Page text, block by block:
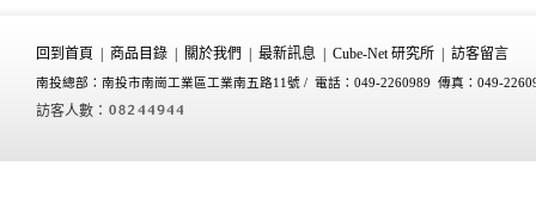
回到首頁 商品目錄 關於我們 最新訊息 Cube-Net 研究所 訪客留言
南投總部：南投市南崗工業區工業南五路11號 / 電話：049-2260989 傳真：049-
訪客人數：